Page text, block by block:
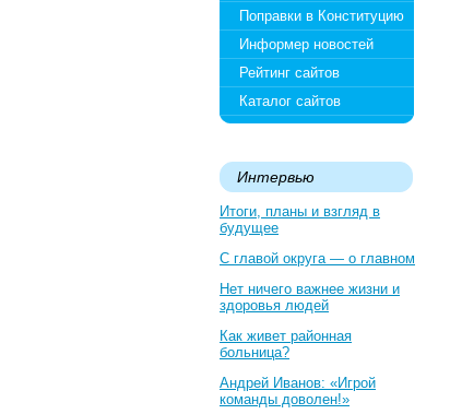
Поправки в Конституцию
Информер новостей
Рейтинг сайтов
Каталог сайтов
Интервью
Итоги, планы и взгляд в
будущее
С главой округа — о главном
Нет ничего важнее жизни и
здоровья людей
Как живет районная
больница?
Андрей Иванов: «Игрой
команды доволен!»